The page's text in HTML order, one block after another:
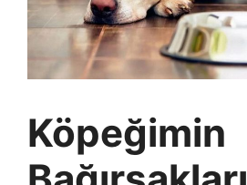
Köpeğimin